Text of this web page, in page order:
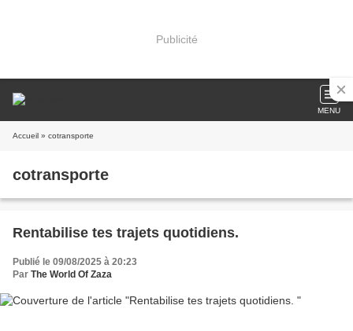
Publicité
MENU
Accueil » cotransporte
cotransporte
Rentabilise tes trajets quotidiens.
Publié le 09/08/2025 à 20:23
Par The World Of Zaza